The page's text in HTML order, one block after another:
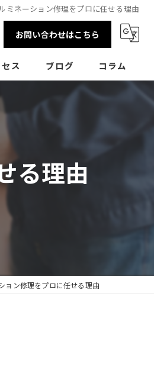
ミネーション修理をプロに任せる理由
お問い合わせはこちら
ス ブログ コラム
る理由
ョン修理をプロに任せる理由